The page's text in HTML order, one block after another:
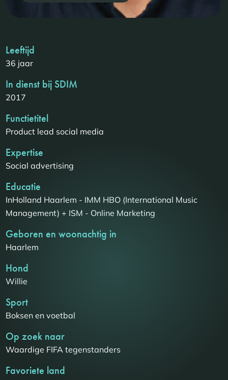
Leeftijd
36 jaar
In dienst bij SDIM
2017
Functietitel
Product lead social media
Expertise
Social advertising
Educatie
InHolland Haarlem - IMM HBO (International Music
Management) + ISM - Online Marketing
Geboren en woonachtig in
Haarlem
Hond
Willie
Sport
Boksen en voetbal
Op zoek naar
Waardige FIFA tegenstanders
Favoriete land